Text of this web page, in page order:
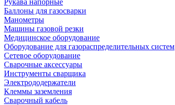
Рукава напорные
Баллоны для газосварки
Манометры
Машины газовой резки
Медицинское оборудование
Оборудование для газораспределительных систем
Сетевое оборудование
Сварочные аксессуары
Инструменты сварщика
Электрододержатели
Клеммы заземления
Сварочный кабель